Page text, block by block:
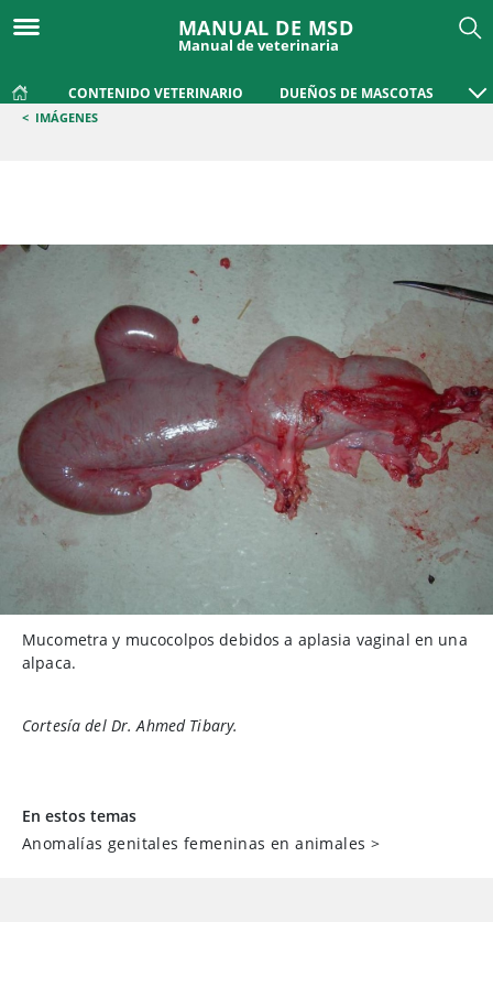
MANUAL DE MSD
Manual de veterinaria
CONTENIDO VETERINARIO DUEÑOS DE MASCOTAS
< IMÁGENES
Mucometra y mucocolpos debidos a aplasia vaginal en una
alpaca.
Cortesía del Dr. Ahmed Tibary.
En estos temas
Anomalías genitales femeninas en animales >